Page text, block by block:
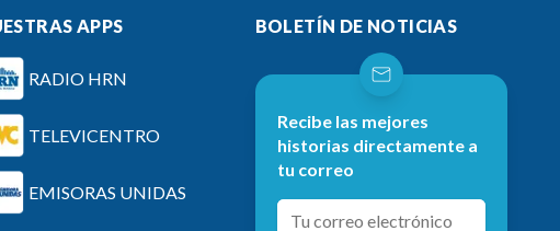
APPS
RADIO HRN
TELEVICENTRO
EMISORAS UNIDAS
BOLETÍN DE NOTICIAS
Recibe las mejores
historias directamente a
tu correo